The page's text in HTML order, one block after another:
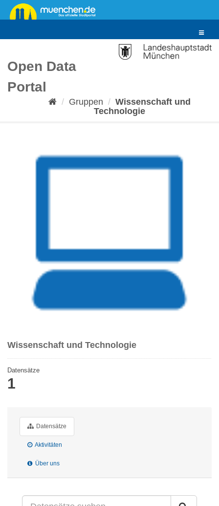
Überspringen
zum
Toggle
Open Data
Portal
Gruppen
Wissenschaft und
Technologie
Wissenschaft und Technologie
Datensätze
1
Datensätze
Aktivitäten
Über uns